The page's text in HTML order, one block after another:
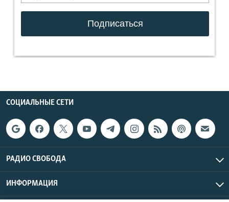
СОЦИАЛЬНЫЕ СЕТИ
РАДИО СВОБОДА
ИНФОРМАЦИЯ